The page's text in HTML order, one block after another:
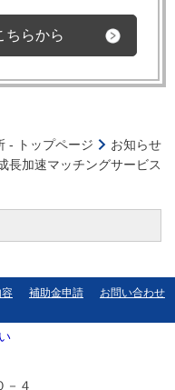
ちらから
- トップページ
お知らせ
長加速マッチングサービス
補助金申請 お問い合わせ
－４